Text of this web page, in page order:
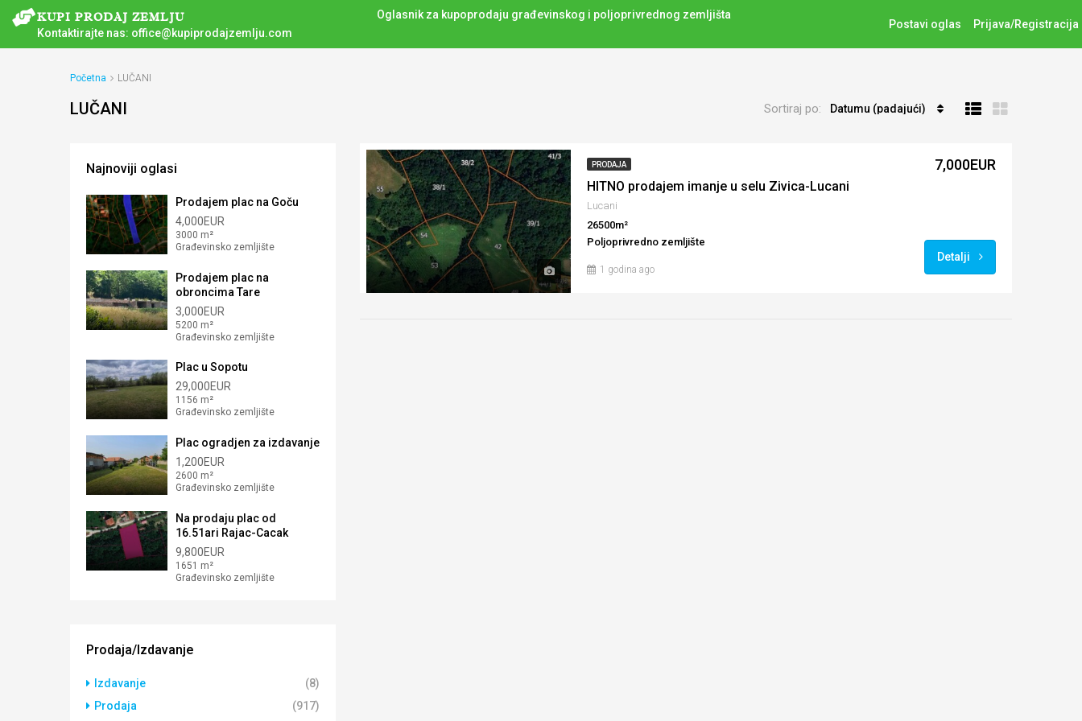
Oglasnik za kupoprodaju građevinskog i poljoprivrednog zemljišta
Kontaktirajte nas: office@kupiprodajzemlju.com
Postavi oglas Prijava/Registracija
Početna LUČANI
LUČANI Sortiraj po: Datumu (padajući)
PRODAJA
HITNO prodajem imanje u selu Zivica-Lucani
Lucani
26500m²
Poljoprivredno zemljište
1 godina ago
7,000EUR
Detalji
Najnoviji oglasi
Prodajem plac na Goču
4,000EUR
3000 m²
Građevinsko zemljište
Prodajem plac na
obroncima Tare
3,000EUR
5200 m²
Građevinsko zemljište
Plac u Sopotu
29,000EUR
1156 m²
Građevinsko zemljište
Plac ogradjen za izdavanje
1,200EUR
2600 m²
Građevinsko zemljište
Na prodaju plac od
16.51ari Rajac-Cacak
9,800EUR
1651 m²
Građevinsko zemljište
Prodaja/Izdavanje
Izdavanje
(8)
Prodaja
(917)